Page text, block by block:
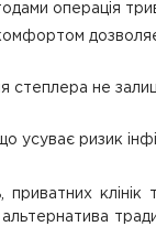
операція
степлера не
усуває ризик
приватних